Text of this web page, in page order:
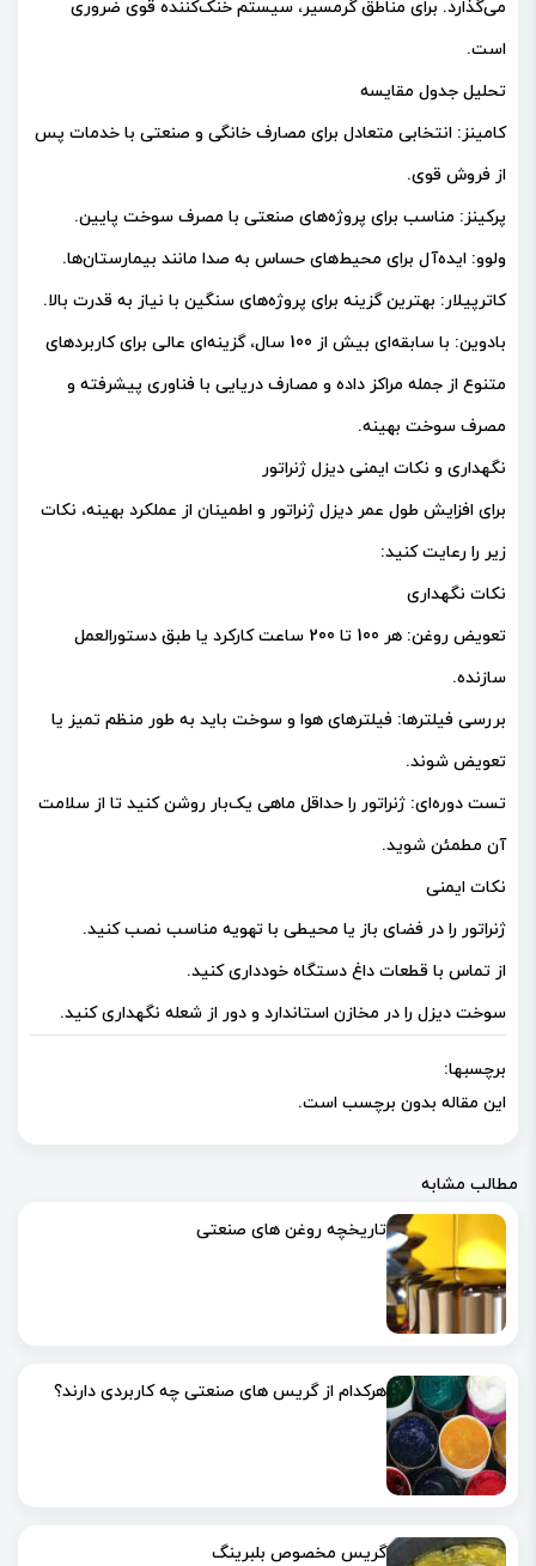
می‌گذارد. برای مناطق گرمسیر، سیستم خنک‌کننده قوی ضروری
است.
تحلیل جدول مقایسه
کامینز: انتخابی متعادل برای مصارف خانگی و صنعتی با خدمات پس
از فروش قوی.
پرکینز: مناسب برای پروژه‌های صنعتی با مصرف سوخت پایین.
ولوو: ایده‌آل برای محیط‌های حساس به صدا مانند بیمارستان‌ها.
کاترپیلار: بهترین گزینه برای پروژه‌های سنگین با نیاز به قدرت بالا.
بادوین: با سابقه‌ای بیش از 100 سال، گزینه‌ای عالی برای کاربردهای
متنوع از جمله مراکز داده و مصارف دریایی با فناوری پیشرفته و
مصرف سوخت بهینه.
نگهداری و نکات ایمنی دیزل ژنراتور
برای افزایش طول عمر دیزل ژنراتور و اطمینان از عملکرد بهینه، نکات
زیر را رعایت کنید:
نکات نگهداری
تعویض روغن: هر 100 تا 200 ساعت کارکرد یا طبق دستورالعمل
سازنده.
بررسی فیلترها: فیلترهای هوا و سوخت باید به طور منظم تمیز یا
تعویض شوند.
تست دوره‌ای: ژنراتور را حداقل ماهی یک‌بار روشن کنید تا از سلامت
آن مطمئن شوید.
نکات ایمنی
ژنراتور را در فضای باز یا محیطی با تهویه مناسب نصب کنید.
از تماس با قطعات داغ دستگاه خودداری کنید.
سوخت دیزل را در مخازن استاندارد و دور از شعله نگهداری کنید.
برچسبها:
این مقاله بدون برچسب است.
مطالب مشابه
تاريخچه روغن های صنعتی
هرکدام از گریس های صنعتی چه کاربردی دارند؟
گریس مخصوص بلبرینگ